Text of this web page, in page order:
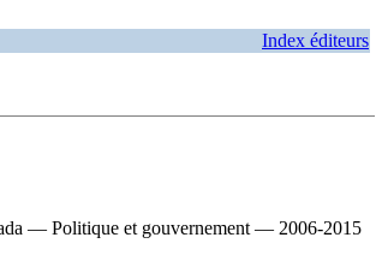
Index éditeurs
— Politique et gouvernement — 2006-2015